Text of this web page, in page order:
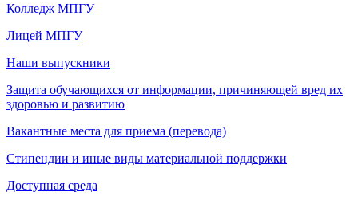
Колледж МПГУ
Лицей МПГУ
Наши выпускники
Защита обучающихся от информации, причиняющей вред их
здоровью и развитию
Вакантные места для приема (перевода)
Стипендии и иные виды материальной поддержки
Доступная среда